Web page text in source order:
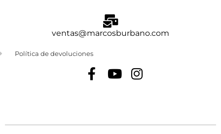
ventas@marcosburbano.com
Política de devoluciones